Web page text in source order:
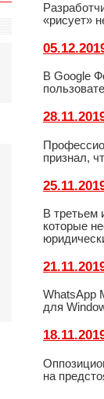
«рисует»
В Google
признал,
В третьем
которые
WhatsApp
для
на